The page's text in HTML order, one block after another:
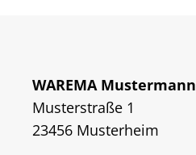
WAREMA Mustermann
Musterstraße 1
23456 Musterheim